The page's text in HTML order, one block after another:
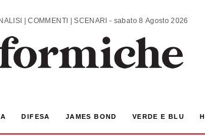
ANALISI | COMMENTI | SCENARI - sabato 8 Agosto 2026
DIFESA JAMES BOND VERDE E BLU